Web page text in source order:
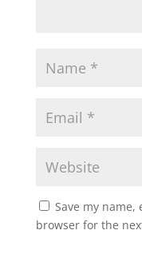
Save my
browser for the